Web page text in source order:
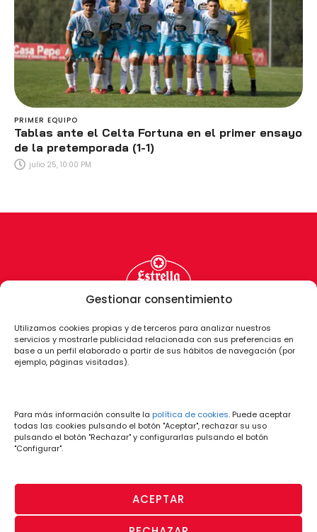
Gestionar consentimiento
Utilizamos cookies propias y de terceros para analizar nuestros
servicios y mostrarle publicidad relacionada con sus preferencias en
base a un perfil elaborado a partir de sus hábitos de navegación (por
ejemplo, páginas visitadas).
Para más información consulte la política de cookies. Puede aceptar
todas las cookies pulsando el botón "Aceptar", rechazar su uso
pulsando el botón "Rechazar" y configurarlas pulsando el botón
"Configurar".
ACEPTAR
PRIMER EQUIPO
Tablas ante el Celta Fortuna en el primer ensayo
de la pretemporada (1-1)
julio 25, 10:00 PM